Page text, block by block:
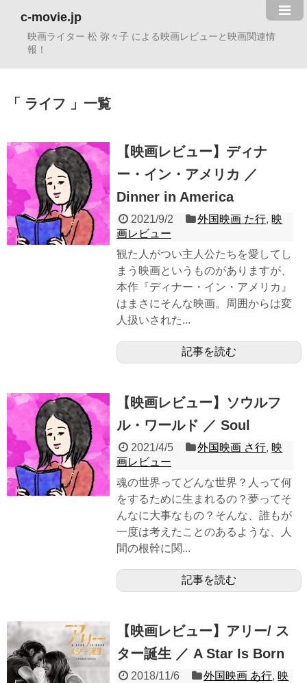
c-movie.jp
映画ライター 松 弥々子 による映画レビューと映画関連情
報！
ライフ 一覧
【映画レビュー】ディナ
ー・イン・アメリカ ／
Dinner in America
2021/9/2 外国映画 た行, 映
画レビュー
観た人がつい主人公たちを愛してし
まう映画というものがありますが、
本作『ディナー・イン・アメリカ』
はまさにそんな映画。周囲からは変
人扱いされた...
記事を読む
【映画レビュー】ソウルフ
ル・ワールド ／ Soul
2021/4/5 外国映画 さ行, 映
画レビュー
魂の世界ってどんな世界？人って何
をするために生まれるの？夢ってそ
んなに大事なもの？そんな、誰もが
一度は考えたことのあるような、人
間の根幹に関...
記事を読む
【映画レビュー】アリー/ ス
ター誕生 ／ A Star Is Born
2018/11/6 外国映画 あ行, 映